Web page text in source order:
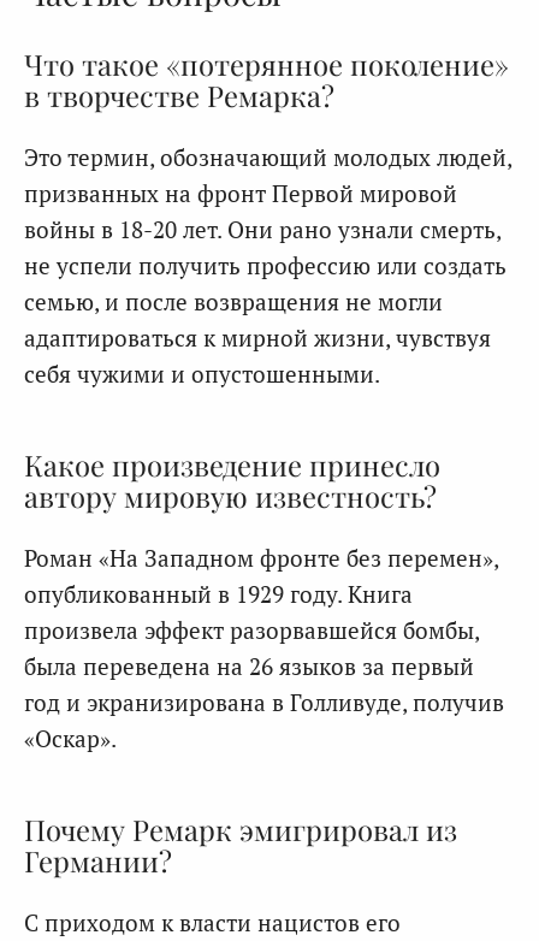
Что такое «потерянное поколение»
в творчестве Ремарка?
Это термин, обозначающий молодых людей,
призванных на фронт Первой мировой
войны в 18-20 лет. Они рано узнали смерть,
не успели получить профессию или создать
семью, и после возвращения не могли
адаптироваться к мирной жизни, чувствуя
себя чужими и опустошенными.
Какое произведение принесло
автору мировую известность?
Роман «На Западном фронте без перемен»,
опубликованный в 1929 году. Книга
произвела эффект разорвавшейся бомбы,
была переведена на 26 языков за первый
год и экранизирована в Голливуде, получив
«Оскар».
Почему Ремарк эмигрировал из
Германии?
С приходом к власти нацистов его